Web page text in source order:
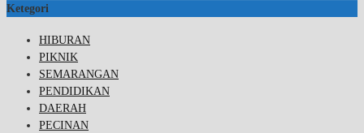
Ketegori
HIBURAN
PIKNIK
SEMARANGAN
PENDIDIKAN
DAERAH
PECINAN